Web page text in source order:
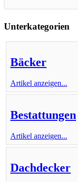
Unterkategorien
Bäcker
Artikel anzeigen...
Bestattungen
Artikel anzeigen...
Dachdecker